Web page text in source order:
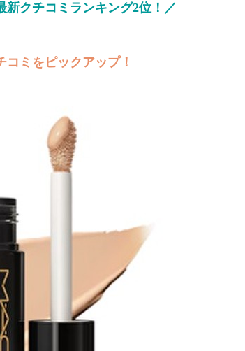
新クチコミランキング2位！／
ミをピックアップ！